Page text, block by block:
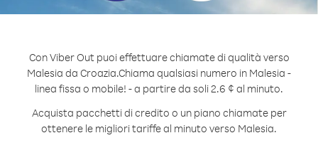
Con Viber Out puoi effettuare chiamate di qualità verso
Malesia da Croazia.Chiama qualsiasi numero in Malesia -
linea fissa o mobile! - a partire da soli 2.6 ¢ al minuto.
Acquista pacchetti di credito o un piano chiamate per
ottenere le migliori tariffe al minuto verso Malesia.